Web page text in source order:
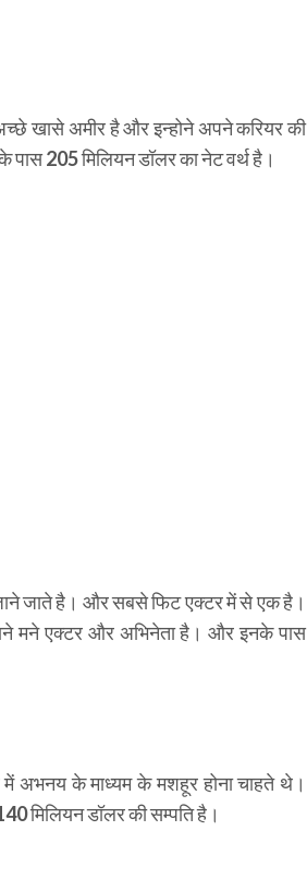
खासे अमीर है और इन्होने अपने करियर की
205 मिलियन डॉलर का नेट वर्थ है।
जाते है। और सबसे फिट एक्टर में से एक है।
मने एक्टर और अभिनेता है। और इनके पास
अभनय के माध्यम के मशहूर होना चाहते थे।
मिलियन डॉलर की सम्पति है।